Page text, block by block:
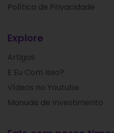
Política de Privacidade
Explore
Artigos
E Eu Com Isso?
Vídeos no Youtube
Manuais de Investimento